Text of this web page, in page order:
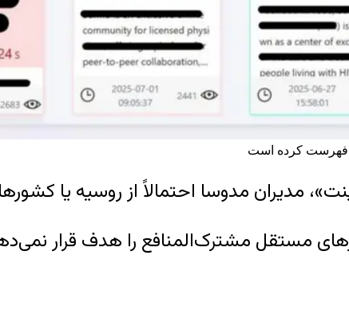
فهرست کرده است
مدیران مدوسا احتمالاً از روسیه یا
مستقل مشترک‌المنافع را هدف قرار